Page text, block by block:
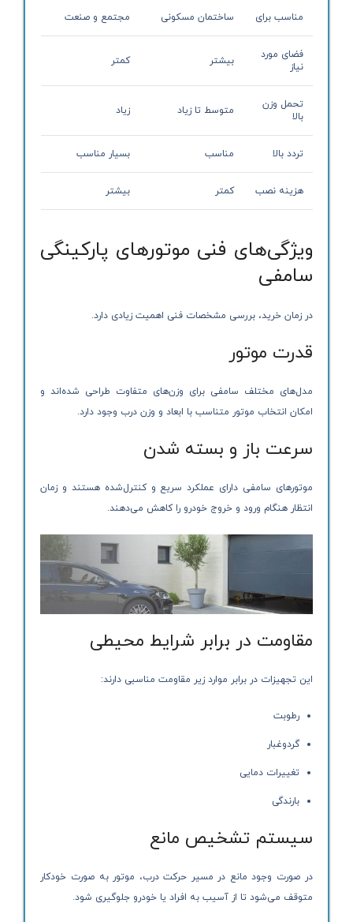
مناسب برای ساختمان مسکونی مجتمع و صنعت
فضای مورد
نیاز
بیشتر کمتر
تحمل وزن
بالا
متوسط تا زیاد زیاد
تردد بالا مناسب بسیار مناسب
هزینه نصب کمتر بیشتر
ویژگی‌های فنی موتورهای پارکینگی
سامفی
در زمان خرید، بررسی مشخصات فنی اهمیت زیادی دارد.
قدرت موتور
مدل‌های مختلف سامفی برای وزن‌های متفاوت طراحی شده‌اند و
امکان انتخاب موتور متناسب با ابعاد و وزن درب وجود دارد.
سرعت باز و بسته شدن
موتورهای سامفی دارای عملکرد سریع و کنترل‌شده هستند و زمان
انتظار هنگام ورود و خروج خودرو را کاهش می‌دهند.
مقاومت در برابر شرایط محیطی
این تجهیزات در برابر موارد زیر مقاومت مناسبی دارند:
رطوبت
گردوغبار
تغییرات دمایی
بارندگی
سیستم تشخیص مانع
در صورت وجود مانع در مسیر حرکت درب، موتور به صورت خودکار
متوقف می‌شود تا از آسیب به افراد یا خودرو جلوگیری شود.